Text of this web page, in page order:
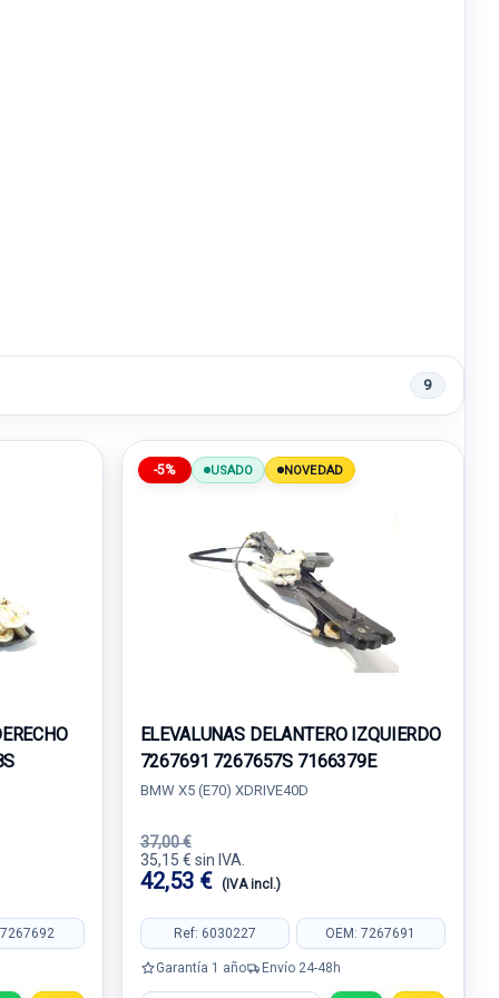
9
-5% USADO NOVEDAD
ELEVALUNAS DELANTERO IZQUIERDO
7267691 7267657S 7166379E
BMW X5 (E70) XDRIVE40D
37,00 €
35,15 € sin IVA.
42,53 € (IVA incl.)
Ref: 6030227 OEM: 7267691
Garantía 1 año Envío 24-48h